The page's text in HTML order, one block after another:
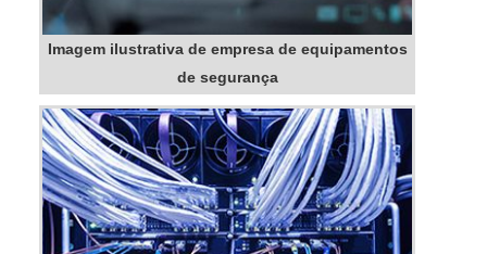
Imagem ilustrativa de empresa de equipamentos
de segurança